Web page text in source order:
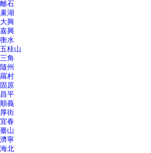
離石
巢湖
大興
嘉興
衡水
五桂山
三角
隨州
羅村
固原
昌平
順義
厚街
宜春
臺山
濟寧
海北